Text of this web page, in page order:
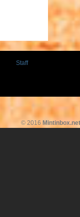
Staff
© 2016 Mintinbox.net